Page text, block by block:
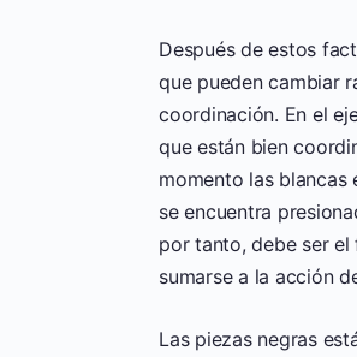
Después de estos
que pueden cambiar
coordinación. En el
que están bien
momento las blancas
se encuentra
por tanto, debe ser
sumarse a la acción
Las piezas negras